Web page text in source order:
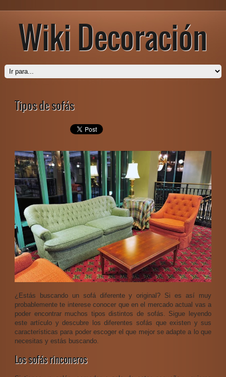
Wiki Decoración
Tipos de sofás
¿Estás buscando un sofá diferente y original? Si es así muy
probablemente te interese conocer que en el mercado actual vas a
poder encontrar muchos tipos distintos de sofás. Sigue leyendo
este artículo y descubre los diferentes sofás que existen y sus
características para poder escoger el que mejor se adapte a lo que
necesitas y estás buscando.
Los sofás rinconeros